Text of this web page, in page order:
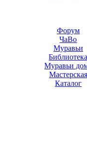
Форум
ЧаВо
Муравьи
Муравьи
Мастерская
Каталог